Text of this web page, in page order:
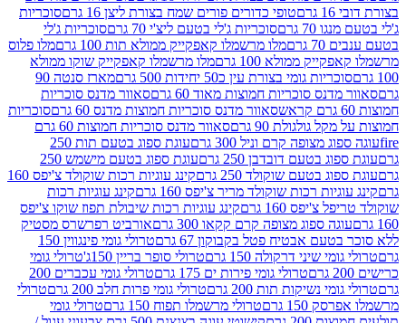
טופי כדורים פורים שמח בצורת ליצן 16 גרם
סוכריות
גרם
סוכריות ג'לי בטעם ליצ'י 70 גרם
סוכריות ג'לי
מלו מרשמלו קאפקייק ממולא תות 100 גרם
מלו פלוס
ממולא 100 גרם
מלו מרשמלו קאפקייק שוקו ממולא
גומי בצורת עין כ50 יחידות 500 גרם
מארז סנטה 90
סוכריות חמוצות מאוד 60 גרם
סאוור מדנס סוכריות
סאוור מדנס סוכריות חמוצות מדנס 60 גרם
סוכריות
גולגולת 90 גרם
סאוור מדנס סוכריות חמוצות 60 גרם
מצופה קרם וניל 300 גרם
עוגת ספוג בטעם תות 250
בטעם דובדבן 250 גרם
עוגת ספוג בטעם מישמש 250
בטעם שוקולד 250 גרם
קינג עוגיות רכות שוקולד צ'יפס 160
רכות שוקולד מריר צ'יפס 160 גרם
קינג עוגיות רכות
160 גרם
קינג עוגיות רכות שיבולת תפוז שוקו צ'יפס
ספוג מצופה קרם קקאו 300 גרם
אורביט רפרשרס מסטיק
אבטיח פטל בקבוקון 67 גרם
טרולי גומי פינגווין 150
שיני דרקולה 150 גרם
טרולי סופר בריין 150ג'
טרולי גומי
טרולי גומי פירות ים 175 גרם
טרולי גומי עכברים 200
נשיקות תות 200 גרם
טרולי גומי פרות חלב 200 גרם
טרולי
גרם
טרולי מרשמלו תפוח 150 גרם
טרולי גומי